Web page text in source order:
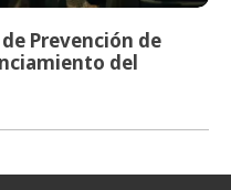
Prevención de
del